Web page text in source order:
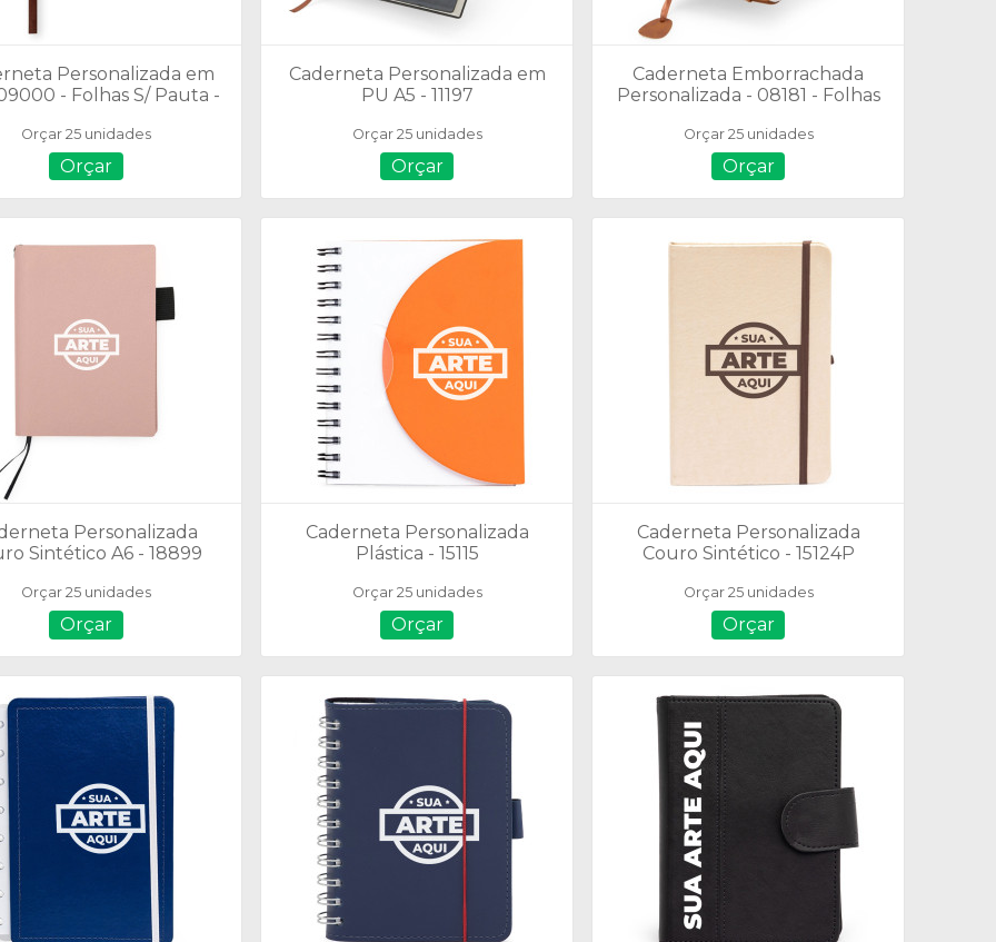
Personalizada em
- Folhas S/ Pauta -
Orçar 25 unidades
Orçar
Caderneta Personalizada em
PU A5 - 11197
Orçar 25 unidades
Orçar
Caderneta Emborrachada
Personalizada - 08181 - Folhas
Orçar 25 unidades
Orçar
Personalizada
Sintético A6 - 18899
Orçar 25 unidades
Orçar
Caderneta Personalizada
Plástica - 15115
Orçar 25 unidades
Orçar
Caderneta Personalizada
Couro Sintético - 15124P
Orçar 25 unidades
Orçar